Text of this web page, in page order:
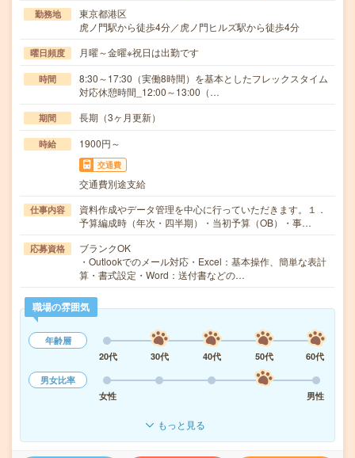
勤務地
東京都港区
虎ノ門駅から徒歩4分／虎ノ門ヒルズ駅から徒歩4分
曜日頻度 月曜～金曜※祝日は出勤です
時間
8:30～17:30（実働8時間）を基本としたフレックスタイム
対応休憩時間_12:00～13:00（…
期間 長期（3ヶ月更新）
時給 1900円～
交通費
交通費別途支給
仕事内容
資料作成やデータ管理を中心に行っていただきます。１．
予算編成時（年次・四半期）・当初予算（OB）・事…
応募資格
ブランクOK
・Outlookでのメール対応・Excel：基本操作、簡単な表計
算・書式設定・Word：送付書などの…
職場の雰囲気
年齢層
20代
30代 40代 50代
60代
男女比率
女性
男性
もっと見る